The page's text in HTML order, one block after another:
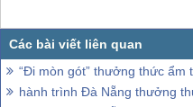
“Đi mòn gót” thưởng thức ẩm
hành trình Đà Nẵng thưởng thức